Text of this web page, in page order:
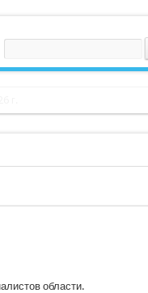
области.